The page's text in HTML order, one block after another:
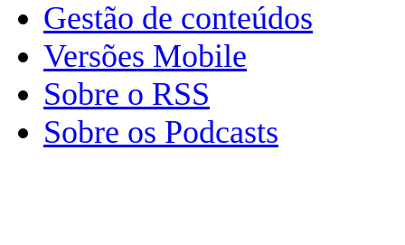
Gestão de conteúdos
Versões Mobile
Sobre o RSS
Sobre os Podcasts